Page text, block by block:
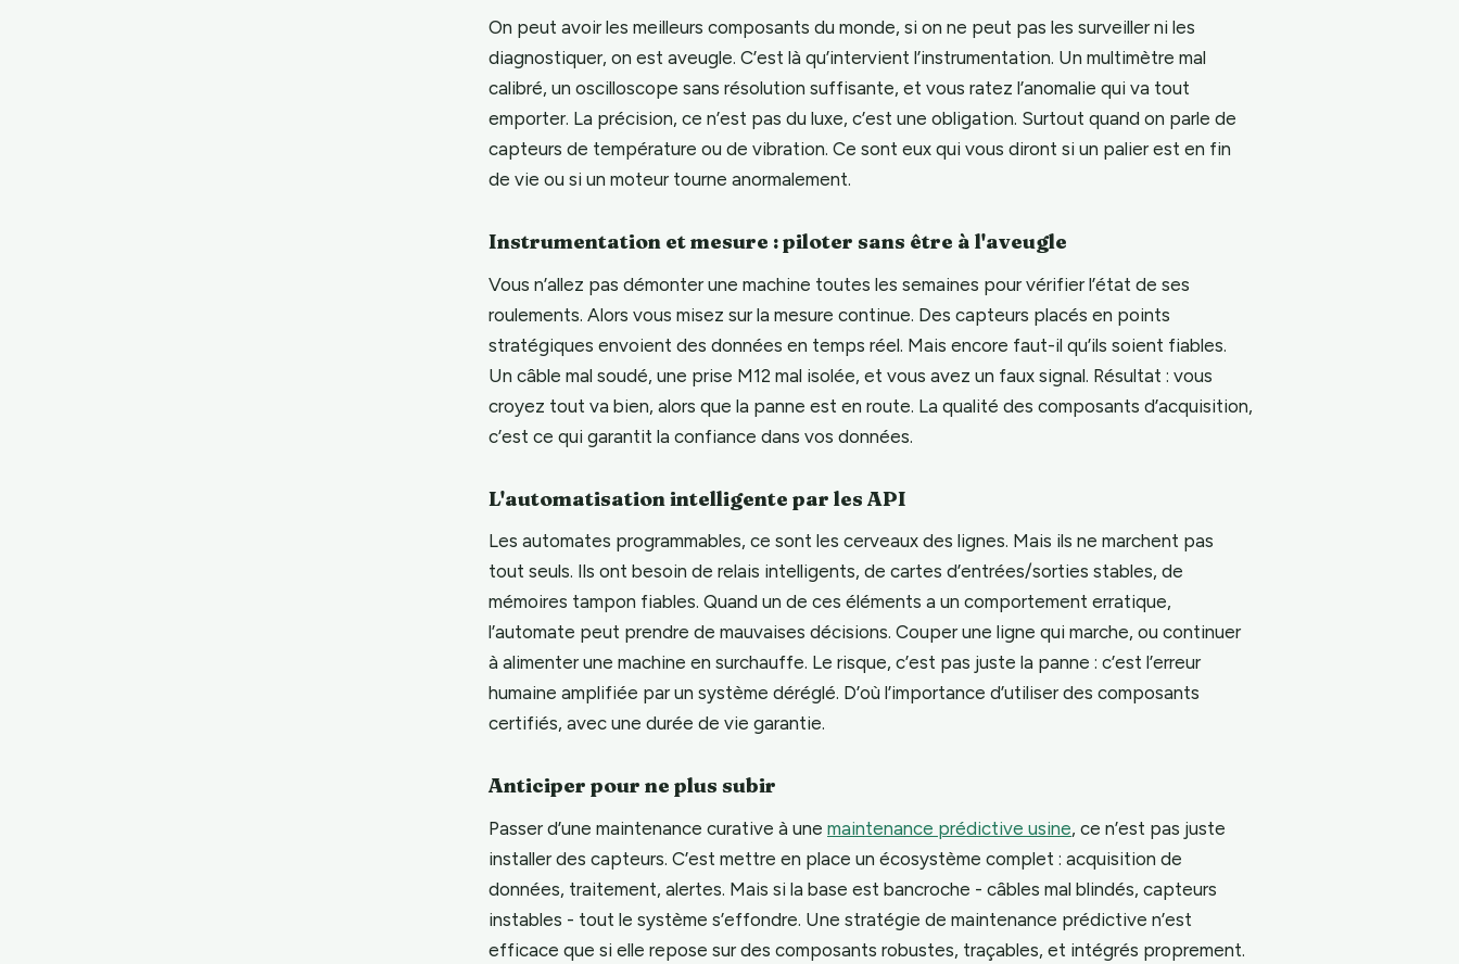
On peut avoir les meilleurs composants du monde, si on ne peut pas les surveiller ni les
diagnostiquer, on est aveugle. C’est là qu’intervient l’instrumentation. Un multimètre mal
calibré, un oscilloscope sans résolution suffisante, et vous ratez l’anomalie qui va tout
emporter. La précision, ce n’est pas du luxe, c’est une obligation. Surtout quand on parle de
capteurs de température ou de vibration. Ce sont eux qui vous diront si un palier est en fin
de vie ou si un moteur tourne anormalement.
Instrumentation et mesure : piloter sans être à l'aveugle
Vous n’allez pas démonter une machine toutes les semaines pour vérifier l’état de ses
roulements. Alors vous misez sur la mesure continue. Des capteurs placés en points
stratégiques envoient des données en temps réel. Mais encore faut-il qu’ils soient fiables.
Un câble mal soudé, une prise M12 mal isolée, et vous avez un faux signal. Résultat : vous
croyez tout va bien, alors que la panne est en route. La qualité des composants d’acquisition,
c’est ce qui garantit la confiance dans vos données.
L'automatisation intelligente par les API
Les automates programmables, ce sont les cerveaux des lignes. Mais ils ne marchent pas
tout seuls. Ils ont besoin de relais intelligents, de cartes d’entrées/sorties stables, de
mémoires tampon fiables. Quand un de ces éléments a un comportement erratique,
l’automate peut prendre de mauvaises décisions. Couper une ligne qui marche, ou continuer
à alimenter une machine en surchauffe. Le risque, c’est pas juste la panne : c’est l’erreur
humaine amplifiée par un système déréglé. D’où l’importance d’utiliser des composants
certifiés, avec une durée de vie garantie.
Anticiper pour ne plus subir
Passer d’une maintenance curative à une maintenance prédictive usine, ce n’est pas juste
installer des capteurs. C’est mettre en place un écosystème complet : acquisition de
données, traitement, alertes. Mais si la base est bancroche - câbles mal blindés, capteurs
instables - tout le système s’effondre. Une stratégie de maintenance prédictive n’est
efficace que si elle repose sur des composants robustes, traçables, et intégrés proprement.